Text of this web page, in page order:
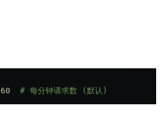
60
  # 每分钟请求数 (默认)